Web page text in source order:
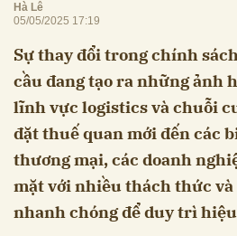
Hà Lê
05/05/2025 17:19
Sự thay đổi trong chính
cầu đang tạo ra những ảnh
lĩnh vực logistics và chuỗi
đặt thuế quan mới đến các
thương mại, các doanh
mặt với nhiều thách thức
nhanh chóng để duy trì